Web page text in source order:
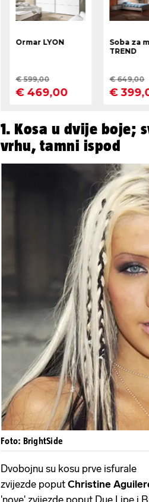
1. Kosa u dvije boje;
vrhu, tamni ispod
Foto: BrightSide
Dvobojnu su kosu prve isfurale
zvijezde poput Christine
'nove' zvijezde poput Due Lipe i